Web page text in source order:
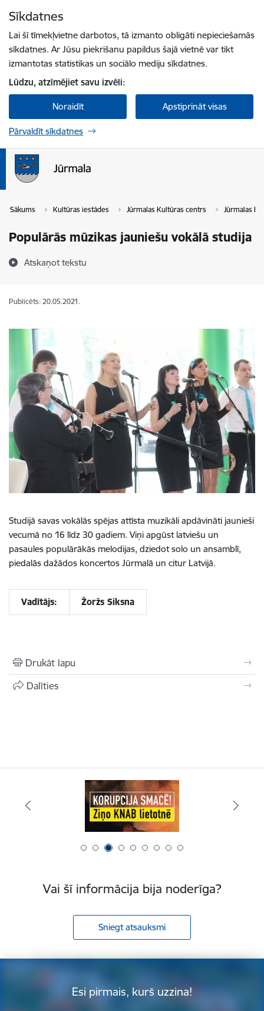
Sīkdatnes
Lai šī tīmekļvietne darbotos, tā izmanto obligāti nepieciešamās
sīkdatnes. Ar Jūsu piekrišanu papildus šajā vietnē var tikt
izmantotas statistikas un sociālo mediju sīkdatnes.
Lūdzu, atzīmējiet savu izvēli:
Noraidīt Apstiprināt visas
Pārvaldīt sīkdatnes
Sākums Kultūras iestādes Jūrmalas Kultūras centrs Jūrmalas
Populārās mūzikas jauniešu vokālā studija
Atskaņot tekstu
Publicēts: 20.05.2021.
Studijā savas vokālās spējas attīsta muzikāli apdāvināti jaunieši
vecumā no 16 līdz 30 gadiem. Viņi apgūst latviešu un
pasaules populārākās melodijas, dziedot solo un ansamblī,
piedalās dažādos koncertos Jūrmalā un citur Latvijā.
Vadītājs: Žoržs Siksna
Drukāt lapu
Dalīties
Vai šī informācija bija noderīga?
Sniegt atsauksmi
Esi pirmais, kurš uzzina!